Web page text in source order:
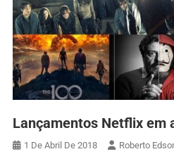
Lançamentos Netflix em
1 De Abril De 2018 Roberto